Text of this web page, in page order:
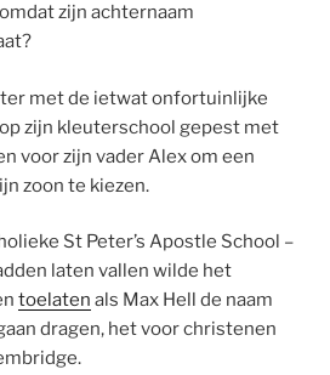
zijn achternaam
met de ietwat onfortuinlijke
zijn kleuterschool gepest met
voor zijn vader Alex om een
zoon te kiezen.
St Peter’s Apostle School –
laten vallen wilde het
toelaten als Max Hell de naam
dragen, het voor christenen